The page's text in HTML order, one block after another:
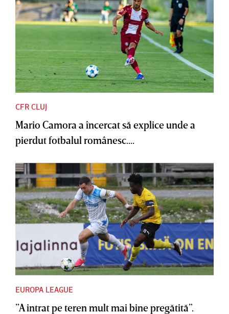
CFR CLUJ
Mario Camora a încercat să explice unde a
pierdut fotbalul românesc....
EUROPA LEAGUE
”A intrat pe teren mult mai bine pregătită”.